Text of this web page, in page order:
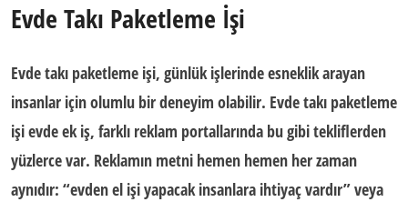
Evde Takı Paketleme İşi
Evde takı paketleme işi, günlük işlerinde esneklik arayan
insanlar için olumlu bir deneyim olabilir. Evde takı paketleme
işi evde ek iş, farklı reklam portallarında bu gibi tekliflerden
yüzlerce var. Reklamın metni hemen hemen her zaman
aynıdır: “evden el işi yapacak insanlara ihtiyaç vardır” veya